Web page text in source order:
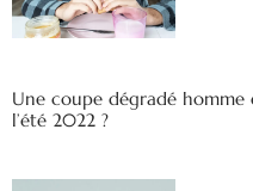
Une coupe dégradé
l’été 2022 ?